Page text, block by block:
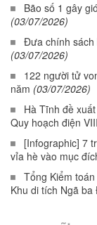
Bão số 1 gây
(03/07/2026)
Đưa chính sách
(03/07/2026)
122 người tử
năm (03/07/2026)
Hà Tĩnh đề
Quy hoạch điện
[Infographic] 7
vỉa hè vào mục
Tổng Kiểm
Khu di tích Ngã